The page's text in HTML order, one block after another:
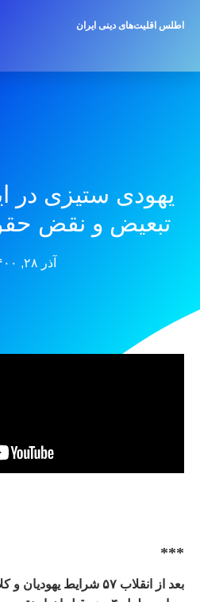
اطلس اقلیت‌های دینی ایران
یهودی ستیزی در
تبعیض و نقض
آذر ۲۸, ۱۴۰۰
***
بعد از انقلاب ۵۷ شرایط